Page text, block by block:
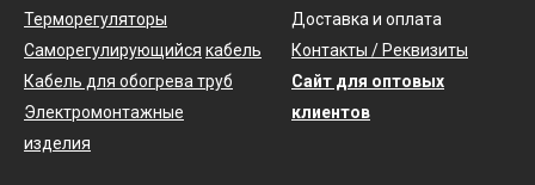
Терморегуляторы
Саморегулирующийся кабель
Кабель для обогрева труб
Электромонтажные
изделия
Доставка и оплата
Контакты / Реквизиты
Сайт для оптовых
клиентов